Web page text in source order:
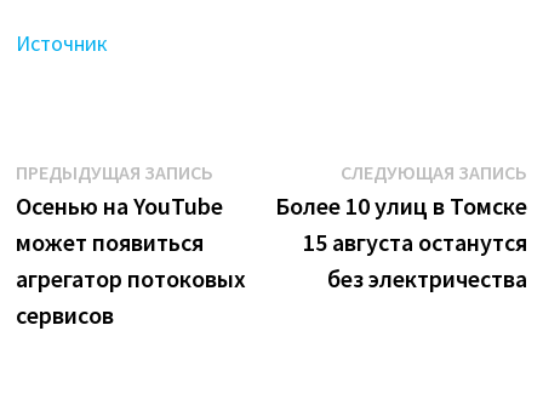
Источник
Навигация
по
записям
ПРЕДЫДУЩАЯ ЗАПИСЬПредыдущая
запись:
Осенью на YouTube
может появиться
агрегатор потоковых
сервисов
СЛЕДУЮЩАЯ ЗАПИСЬ
Более 10 улиц в Томске
15 августа останутся
без электричества